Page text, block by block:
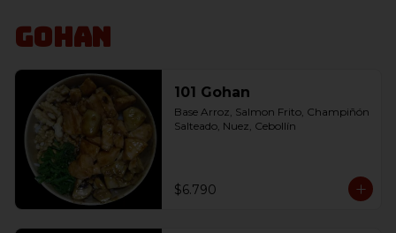
Gohan
101 Gohan
Base Arroz, Salmon Frito, Champiñón
Salteado, Nuez, Cebollín
$6.790